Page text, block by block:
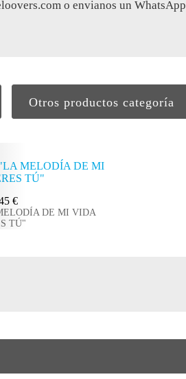
o envianos un
Otros productos categoría
€
DE MI VIDA
TÚ"